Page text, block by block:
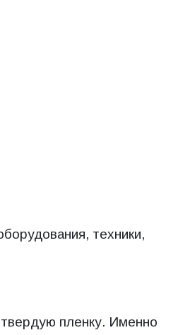
техники,
пленку. Именно